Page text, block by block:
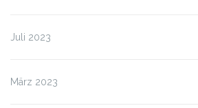
Juli 2023
März 2023